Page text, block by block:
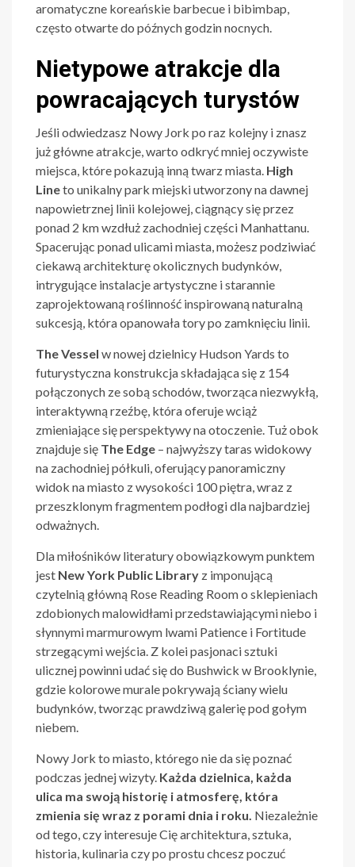
aromatyczne koreańskie barbecue i bibimbap,
często otwarte do późnych godzin nocnych.
Nietypowe atrakcje dla
powracających turystów
Jeśli odwiedzasz Nowy Jork po raz kolejny i znasz
już główne atrakcje, warto odkryć mniej oczywiste
miejsca, które pokazują inną twarz miasta. High
Lineto unikalny park miejski utworzony na dawnej
napowietrznej linii kolejowej, ciągnący się przez
ponad 2 km wzdłuż zachodniej części Manhattanu.
Spacerując ponad ulicami miasta, możesz podziwiać
ciekawą architekturę okolicznych budynków,
intrygujące instalacje artystyczne i starannie
zaprojektowaną roślinność inspirowaną naturalną
sukcesją, która opanowała tory po zamknięciu linii.
The Vessel w nowej dzielnicy Hudson Yards to
futurystyczna konstrukcja składająca się z 154
połączonych ze sobą schodów, tworząca niezwykłą,
interaktywną rzeźbę, która oferuje wciąż
zmieniające się perspektywy na otoczenie. Tuż obok
znajduje się The Edge – najwyższy taras widokowy
na zachodniej półkuli, oferujący panoramiczny
widok na miasto z wysokości 100 piętra, wraz z
przeszklonym fragmentem podłogi dla najbardziej
odważnych.
Dla miłośników literatury obowiązkowym punktem
jest New York Public Library z imponującą
czytelnią główną Rose Reading Room o sklepieniach
zdobionych malowidłami przedstawiającymi niebo i
słynnymi marmurowym lwami Patience i Fortitude
strzegącymi wejścia. Z kolei pasjonaci sztuki
ulicznej powinni udać się do Bushwick w Brooklynie,
gdzie kolorowe murale pokrywają ściany wielu
budynków, tworząc prawdziwą galerię pod gołym
niebem.
Nowy Jork to miasto, którego nie da się poznać
podczas jednej wizyty. Każda dzielnica, każda
ulica ma swoją historię i atmosferę, która
zmienia się wraz z porami dnia i roku. Niezależnie
od tego, czy interesuje Cię architektura, sztuka,
historia, kulinaria czy po prostu chcesz poczuć